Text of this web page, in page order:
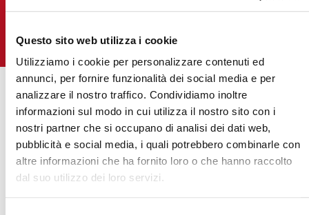
Questo sito web utilizza i cookie
Utilizziamo i cookie per personalizzare contenuti ed
annunci, per fornire funzionalità dei social media e per
analizzare il nostro traffico. Condividiamo inoltre
informazioni sul modo in cui utilizza il nostro sito con i
nostri partner che si occupano di analisi dei dati web,
pubblicità e social media, i quali potrebbero combinarle con
altre informazioni che ha fornito loro o che hanno raccolto
dal suo utilizzo dei loro servizi.
НОВОСТИ
ВСЕ НОВОСТИ